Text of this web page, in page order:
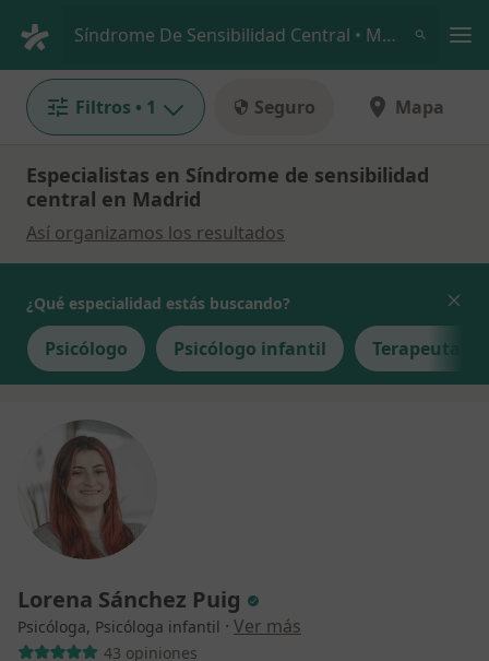
Síndrome De Sensibilidad Central • Madrid, Madrid
Filtros • 1 Seguro Mapa
Especialistas en Síndrome de sensibilidad
central en Madrid
Así organizamos los resultados
¿Qué especialidad estás buscando?
Psicólogo Psicólogo infantil Terapeuta
Lorena Sánchez Puig
Psicóloga, Psicóloga infantil · Ver más
43 opiniones